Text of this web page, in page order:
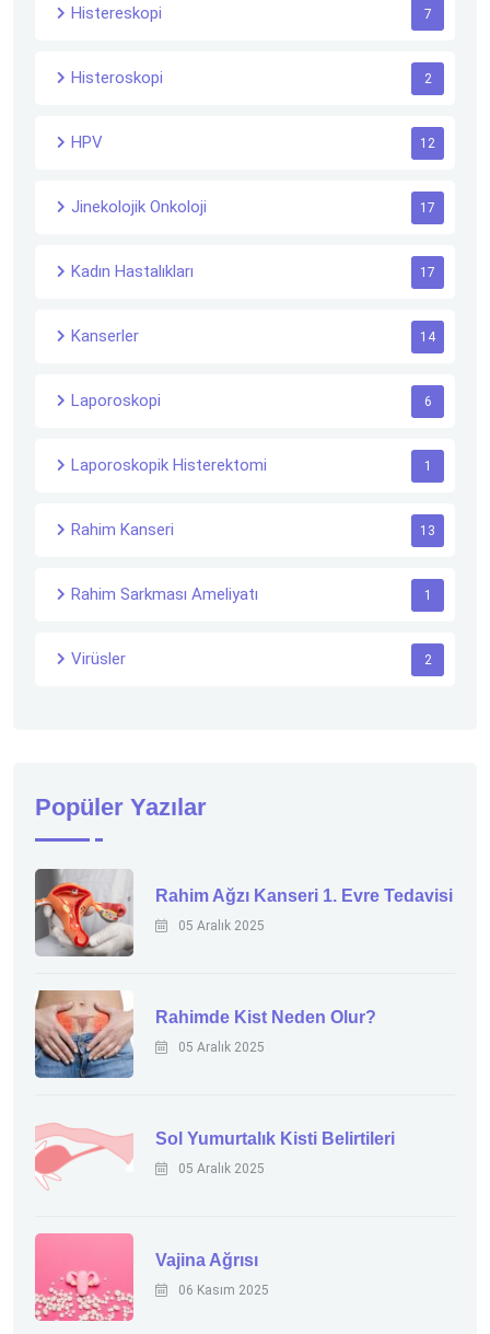
Histereskopi 7
Histeroskopi 2
HPV 12
Jinekolojik Onkoloji 17
Kadın Hastalıkları 17
Kanserler 14
Laporoskopi 6
Laporoskopik Histerektomi 1
Rahim Kanseri 13
Rahim Sarkması Ameliyatı 1
Virüsler 2
Popüler Yazılar
Rahim Ağzı Kanseri 1. Evre Tedavisi
05 Aralık 2025
Rahimde Kist Neden Olur?
05 Aralık 2025
Sol Yumurtalık Kisti Belirtileri
05 Aralık 2025
Vajina Ağrısı
06 Kasım 2025